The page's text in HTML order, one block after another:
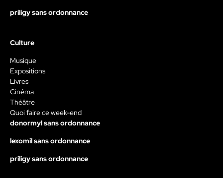
priligy sans ordonnance
Culture
Musique
Expositions
Livres
Cinéma
Théâtre
Quoi faire ce week-end
donormyl sans ordonnance
lexomil sans ordonnance
priligy sans ordonnance